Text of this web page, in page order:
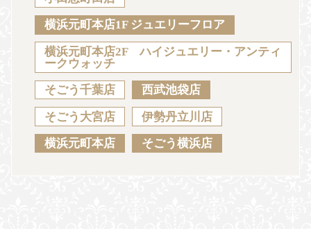
Sustainability Voice Catalog
JA EN CH KO
横浜元町本店1F ジュエリーフロア
横浜元町本店2F ハイジュエリー・アンティ
ークウォッチ
そごう千葉店 西武池袋店
そごう大宮店 伊勢丹立川店
横浜元町本店 そごう横浜店